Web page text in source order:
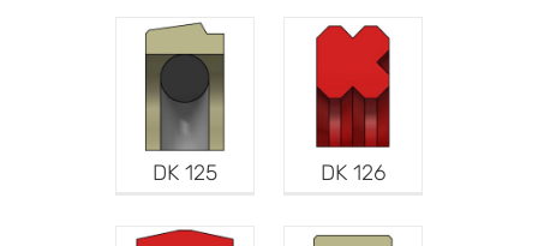
DK 125 DK 126